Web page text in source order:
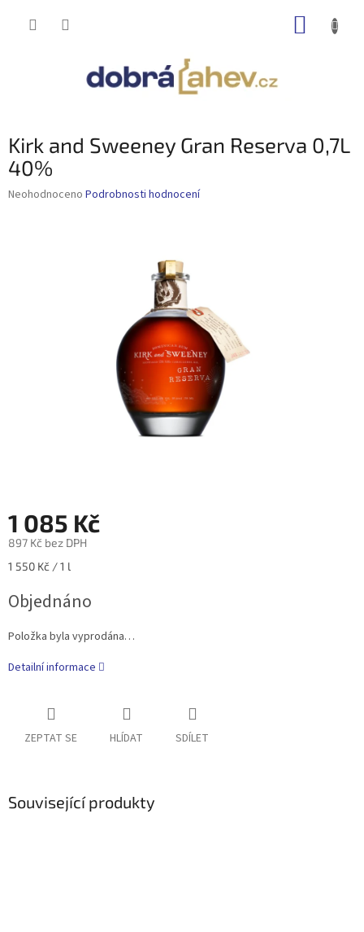
Kirk and Sweeney Gran Reserva 0,7L
40%
Průměrné
Neohodnoceno Podrobnosti hodnocení
1 085 Kč
897 Kč bez DPH
Měrná
1 550 Kč / 1 l
Objednáno
Položka byla vyprodána…
Detailní informace
ZEPTAT SE HLÍDAT SDÍLET
Související produkty